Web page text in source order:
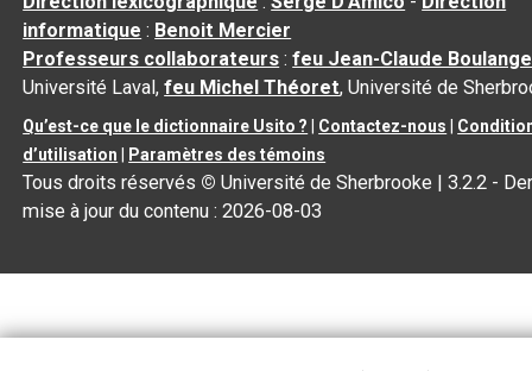
informatique : Benoit Mercier
Professeurs collaborateurs :feu Jean-Claude
Université Laval,feu Michel Théoret, Université de
Qu’est-ce que le dictionnaire Usito ? Contactez-nous
d’utilisation
Paramètres des témoins
Tous droits réservés © Université de Sherbrooke |3.2.2 -
mise à jour du contenu :2026-08-03